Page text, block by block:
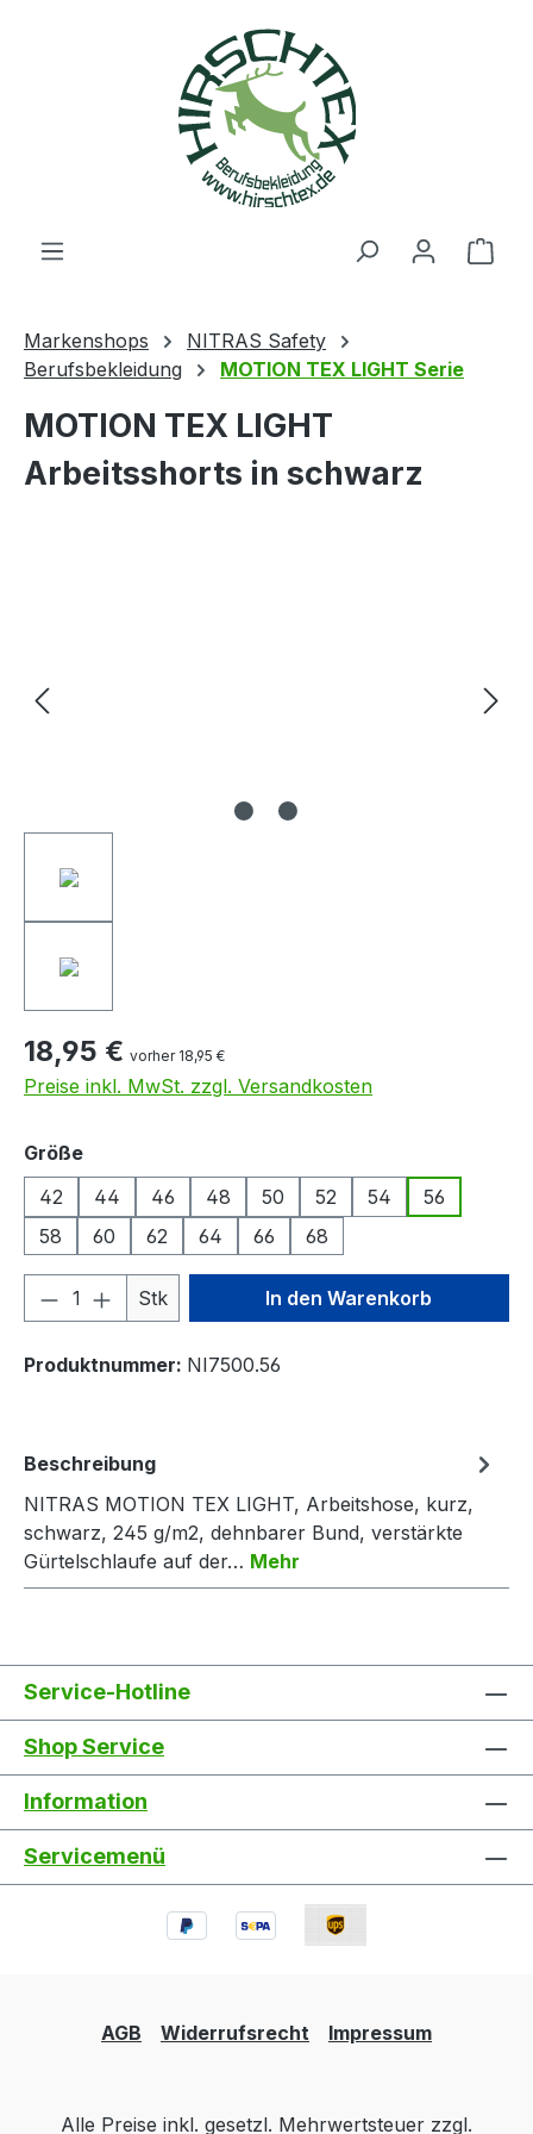
Markenshops
NITRAS Safety
Berufsbekleidung
MOTION TEX LIGHT Serie
MOTION TEX LIGHT
Arbeitsshorts in schwarz
18,95 € vorher 18,95 €
Preise inkl. MwSt. zzgl. Versandkosten
Größeauswählen
42
44 46 48 50 52 54
56
58
60 62 64 66 68
Produkt Anzahl: Gib den
Stk In den Warenkorb
Produktnummer: NI7500.56
Beschreibung
NITRAS MOTION TEX LIGHT, Arbeitshose, kurz,
schwarz, 245 g/m2, dehnbarer Bund, verstärkte
Gürtelschlaufe auf der… Mehr
Service-Hotline
Shop Service
Information
Servicemenü
AGB Widerrufsrecht Impressum
Alle Preise inkl. gesetzl. Mehrwertsteuer zzgl.